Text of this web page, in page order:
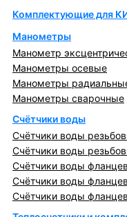
Комплектующие для
Манометры
Манометр
Манометры осевые
Манометры
Манометры сварочные
Счётчики воды
Счётчики воды
Счётчики воды
Счётчики воды
Счётчики воды
Счётчики воды